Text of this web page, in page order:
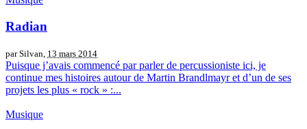
Radian
par Silvan, 13 mars 2014
Puisque j’avais commencé par parler de percussioniste ici, je
continue mes histoires autour de Martin Brandlmayr et d’un de ses
projets les plus « rock » :...
Musique